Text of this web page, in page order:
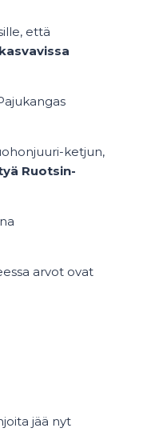
että
ketjun,
Ruotsin-
arvot ovat
jää nyt